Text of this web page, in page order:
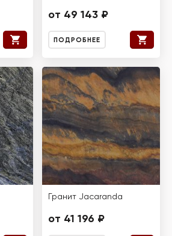
от 49 143 ₽
ПОДРОБНЕЕ
Гранит Jacaranda
от 41 196 ₽